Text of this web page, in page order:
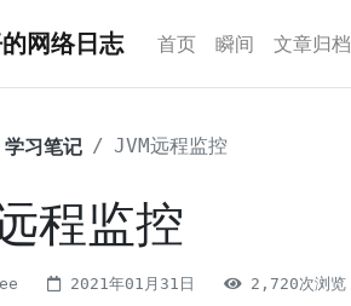
网络日志 首页 瞬间 文章归档
学习笔记 JVM远程监控
程监控
2021年01月31日 2,720次浏览